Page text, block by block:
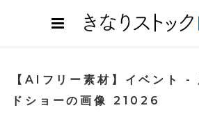
【AIフリー素材】イベント -
ドショーの画像 21026